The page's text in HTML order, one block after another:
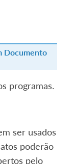
Documento
programas.
ser usados
poderão
pelo